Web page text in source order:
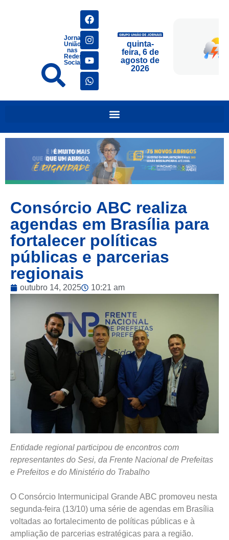
Jornais
União
nas
Redes
Sociais
quinta-
feira, 6 de
agosto de
2026
Consórcio ABC realiza
agendas em Brasília para
fortalecer políticas
públicas e parcerias
regionais
outubro 14, 2025 10:21 am
Entidade regional participou de encontros com
representantes do Sesi, da Frente Nacional de Prefeitas
e Prefeitos e do Ministério do Trabalho
O Consórcio Intermunicipal Grande ABC promoveu nesta
segunda-feira (13/10) uma série de agendas em Brasília
voltadas ao fortalecimento de políticas públicas e à
ampliação de parcerias estratégicas para a região.